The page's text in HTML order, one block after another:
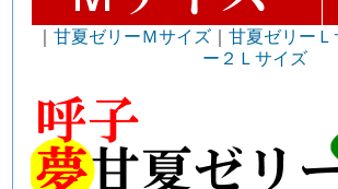
甘夏ゼリーＭサイズ｜ 甘夏ゼリーＬ
ー２Ｌサイズ